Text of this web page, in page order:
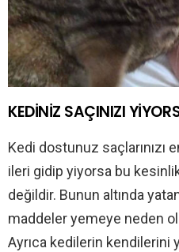
KEDİNİZ SAÇINIZI
Kedi dostunuz
ileri gidip yiyorsa bu
değildir. Bunun altında
maddeler yemeye neden
Ayrıca kedilerin kendilerini